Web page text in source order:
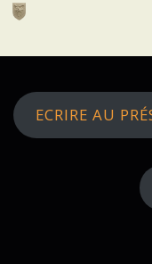
Skip
ECRIRE AU